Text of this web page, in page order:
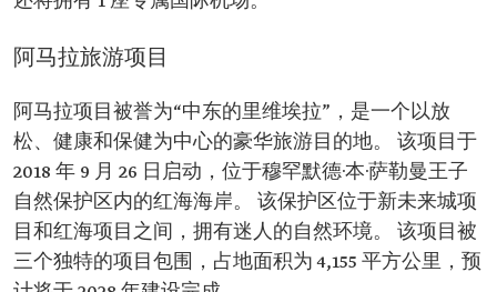
阿马拉旅游项目
阿马拉项目被誉为“中东的里维埃拉”，是一个以放
松、健康和保健为中心的豪华旅游目的地。 该项目于
2018 年 9 月 26 日启动，位于穆罕默德·本·萨勒曼王子
自然保护区内的红海海岸。 该保护区位于新未来城项
目和红海项目之间，拥有迷人的自然环境。 该项目被
三个独特的项目包围，占地面积为 4,155 平方公里，预